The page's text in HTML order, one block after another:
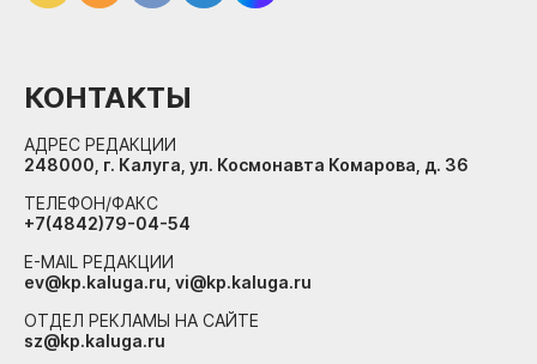
КОНТАКТЫ
АДРЕС РЕДАКЦИИ
248000, г. Калуга, ул. Космонавта Комарова, д. 36
ТЕЛЕФОН/ФАКС
+7(4842)79-04-54
E-MAIL РЕДАКЦИИ
ev@kp.kaluga.ru, vi@kp.kaluga.ru
ОТДЕЛ РЕКЛАМЫ НА САЙТЕ
sz@kp.kaluga.ru